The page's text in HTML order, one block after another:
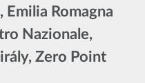
Emilia Romagna
Nazionale,
Zero Point